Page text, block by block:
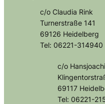
c/o Claudia Rink
Turnerstraße 141
69126 Heidelberg
Tel: 06221-314940
c/o
69117
Tel: 06221-